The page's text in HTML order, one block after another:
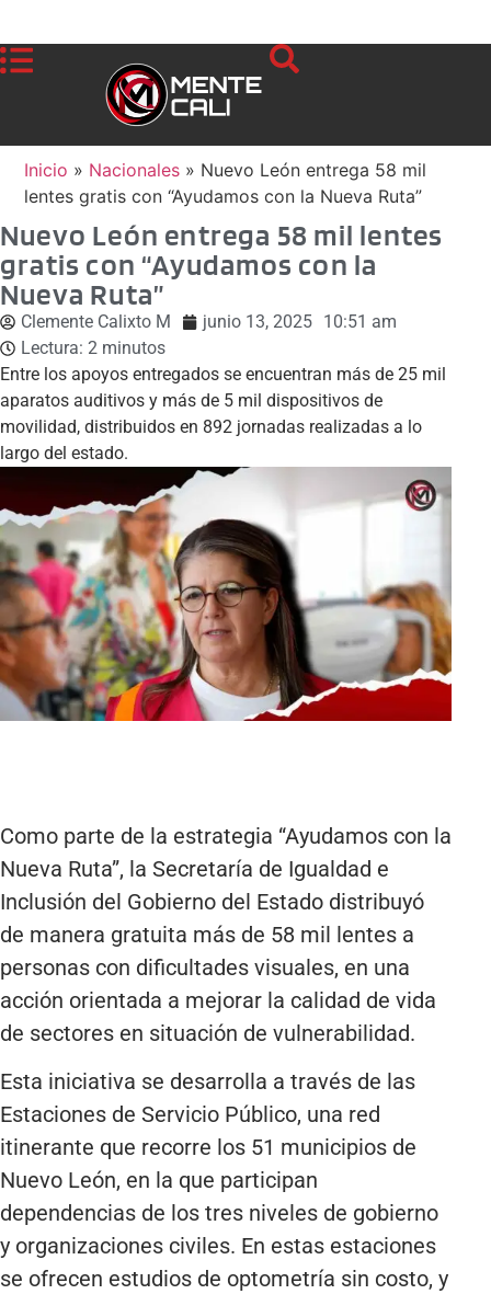
Inicio » Nacionales » Nuevo León entrega 58 mil
lentes gratis con “Ayudamos con la Nueva Ruta”
Nuevo León entrega 58 mil lentes
gratis con “Ayudamos con la
Nueva Ruta”
Clemente Calixto M junio 13, 2025 10:51 am
Lectura: 2 minutos
Entre los apoyos entregados se encuentran más de 25 mil
aparatos auditivos y más de 5 mil dispositivos de
movilidad, distribuidos en 892 jornadas realizadas a lo
largo del estado.
Como parte de la estrategia “Ayudamos con la
Nueva Ruta”, la Secretaría de Igualdad e
Inclusión del Gobierno del Estado distribuyó
de manera gratuita más de 58 mil lentes a
personas con dificultades visuales, en una
acción orientada a mejorar la calidad de vida
de sectores en situación de vulnerabilidad.
Esta iniciativa se desarrolla a través de las
Estaciones de Servicio Público, una red
itinerante que recorre los 51 municipios de
Nuevo León, en la que participan
dependencias de los tres niveles de gobierno
y organizaciones civiles. En estas estaciones
se ofrecen estudios de optometría sin costo, y